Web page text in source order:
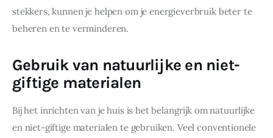
stekkers, kunnen je helpen om je energieverbruik beter te
beheren en te verminderen.
Gebruik van natuurlijke en niet-
giftige materialen
Bij het inrichten van je huis is het belangrijk om natuurlijke
en niet-giftige materialen te gebruiken. Veel conventionele